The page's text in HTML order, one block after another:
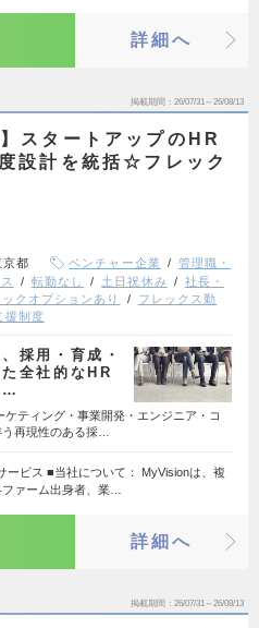
詳細へ
掲載期間 26/07/31～26/08/13
スタートアップのHR
設計を統括☆フレック
京都 ベンチャー企業
管理職・
転勤なし 土日祝休み
社長・
ックオプションあり
フレックス勤
援制度
採用・育成・
全社的なHR
…
ケティング・事業開発・エンジニア・コ
再現性のある採…
ービス ■当社について： MyVisionは、複
ァーム出身者、業…
詳細へ
掲載期間 26/07/31～26/08/13